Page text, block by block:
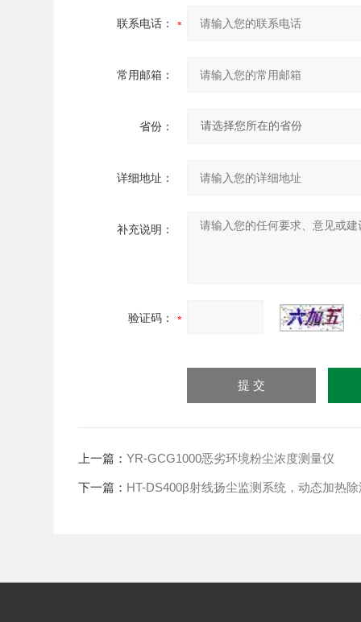
联系电话：
常用邮箱：
省份：
详细地址：
补充说明：
验证码：
上一篇：YR-GCG1000恶劣环境粉尘浓度测量仪
下一篇： HT-DS400β射线扬尘监测系统，动态加热